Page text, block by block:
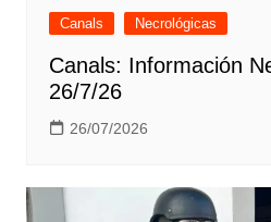
Canals Necrológicas
Canals: Información
26/7/26
26/07/2026